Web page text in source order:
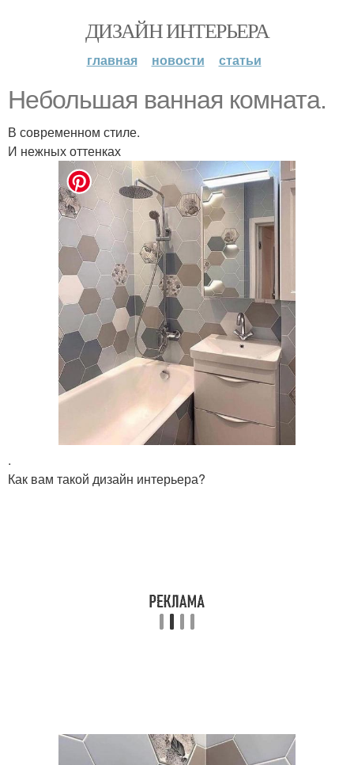
ДИЗАЙН ИНТЕРЬЕРА
главная новости статьи
Небольшая ванная комната.
В современном стиле.
И нежных оттенках
.
Как вам такой дизайн интерьера?